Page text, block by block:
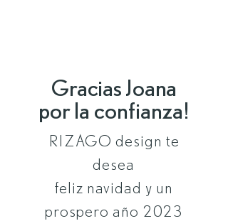
Gracias Joana
por la confianza!
RIZAGO design te
desea
feliz navidad y un
prospero año 2023